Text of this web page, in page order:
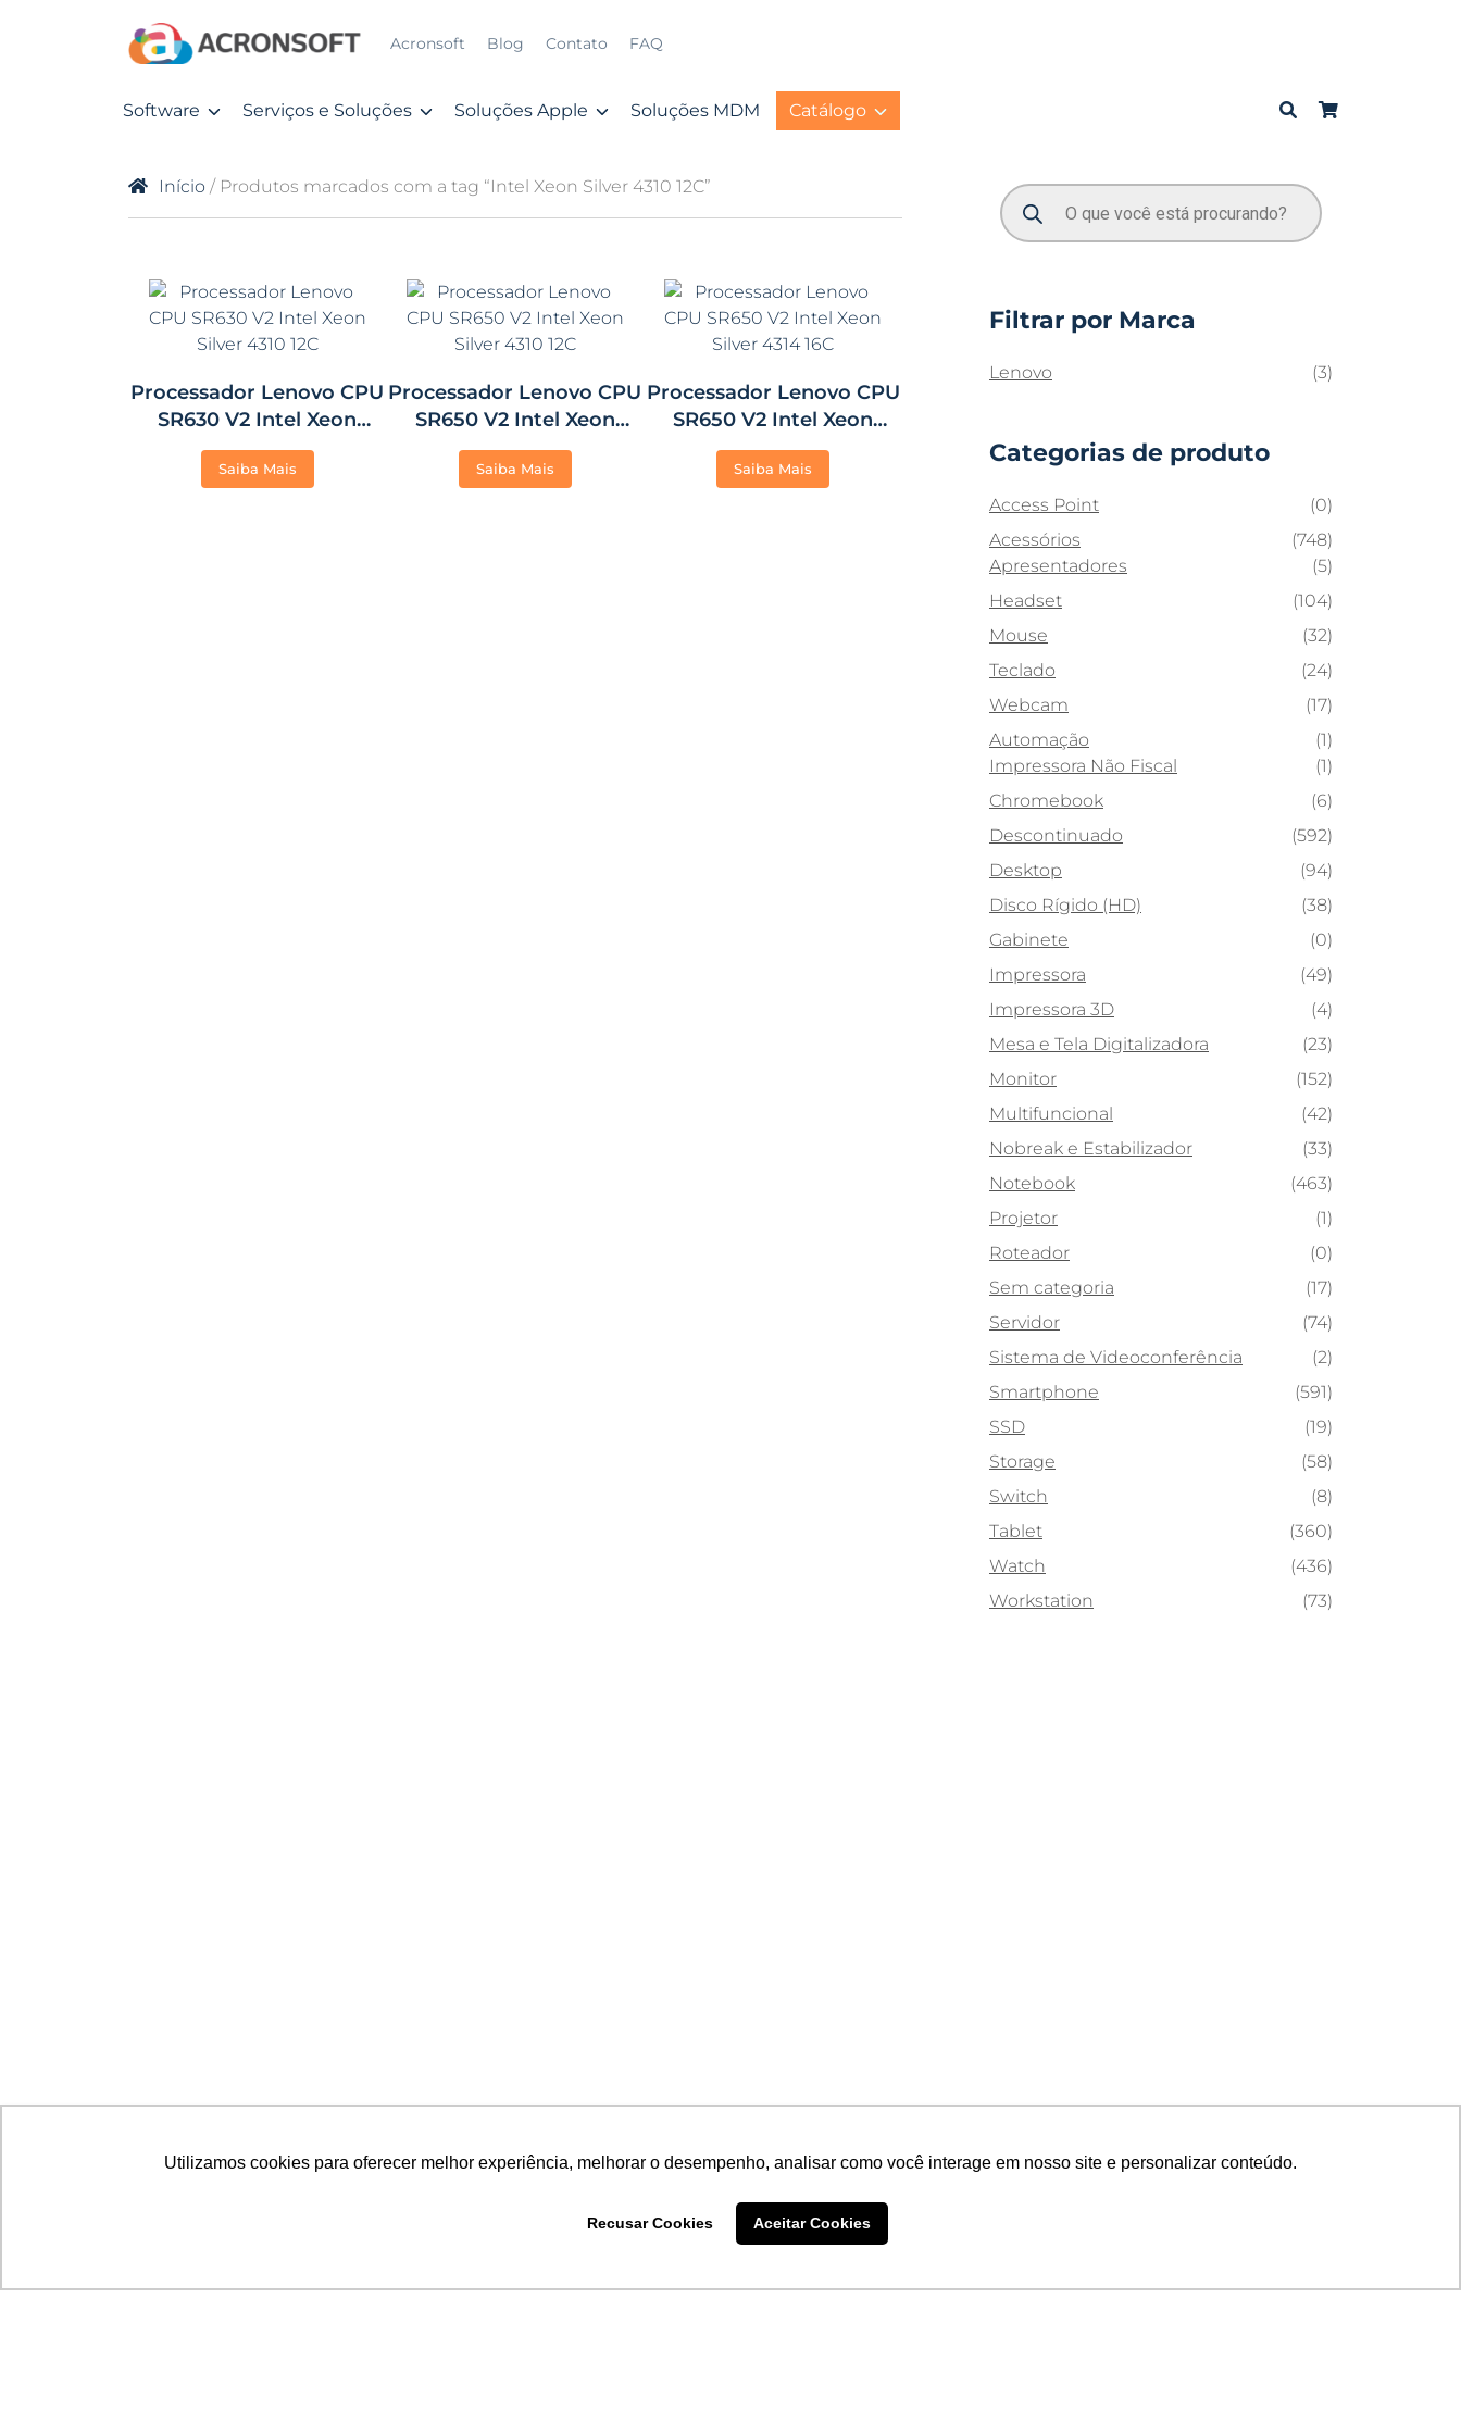
Utilizamos cookies para oferecer melhor experiência, melhorar o desempenho, analisar como você interage em nosso site e personalizar conteúdo.
Recusar Cookies Aceitar Cookies
Acronsoft Blog Contato FAQ
Software Serviços e Soluções Soluções Apple Soluções MDM Catálogo
Início / Produtos marcados com a tag “Intel Xeon Silver 4310 12C”
Processador Lenovo CPU
SR630 V2 Intel Xeon
Silver 4310 12C
Saiba Mais
Processador Lenovo CPU
SR650 V2 Intel Xeon
Silver 4310 12C
Saiba Mais
Processador Lenovo CPU
SR650 V2 Intel Xeon
Silver 4314 16C
Saiba Mais
Filtrar por Marca
Lenovo (3)
Categorias de produto
Access Point
(0)
Acessórios
(748)
Apresentadores
(5)
Headset
(104)
Mouse
(32)
Teclado
(24)
Webcam
(17)
Automação
(1)
Impressora Não Fiscal
(1)
Chromebook
(6)
Descontinuado
(592)
Desktop
(94)
Disco Rígido (HD)
(38)
Gabinete
(0)
Impressora
(49)
Impressora 3D
(4)
Mesa e Tela Digitalizadora
(23)
Monitor
(152)
Multifuncional
(42)
Nobreak e Estabilizador
(33)
Notebook
(463)
Projetor
(1)
Roteador
(0)
Sem categoria
(17)
Servidor
(74)
Sistema de Videoconferência
(2)
Smartphone
(591)
SSD
(19)
Storage
(58)
Switch
(8)
Tablet
(360)
Watch
(436)
Workstation
(73)